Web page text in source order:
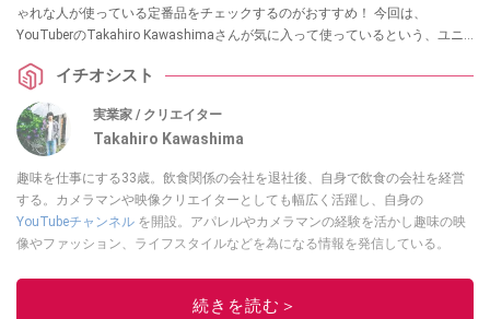
ゃれな人が使っている定番品をチェックするのがおすすめ！ 今回は、
YouTuberのTakahiro Kawashimaさんが気に入って使っているという、ユニ
なる方はぜひチェックしてみてください。
イチオシスト
実業家 / クリエイター
Takahiro Kawashima
趣味を仕事にする33歳。飲食関係の会社を退社後、自身で飲食の会社を経営
する。カメラマンや映像クリエイターとしても幅広く活躍し、自身の
YouTubeチャンネル を開設。アパレルやカメラマンの経験を活かし趣味の映
像やファッション、ライフスタイルなどを為になる情報を発信している。
このイチオシストの他の記事を読む
続きを読む＞